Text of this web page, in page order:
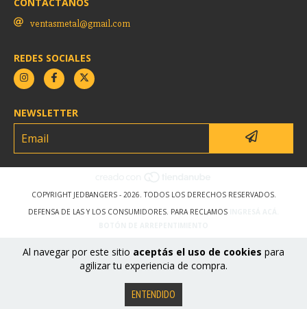
Al navegar por este sitio aceptás el uso de cookies para
agilizar tu experiencia de compra.
ENTENDIDO
ventasmetal@gmail.com
REDES SOCIALES
NEWSLETTER
COPYRIGHT JEDBANGERS - 2026. TODOS LOS DERECHOS RESERVADOS.
DEFENSA DE LAS Y LOS CONSUMIDORES. PARA RECLAMOS